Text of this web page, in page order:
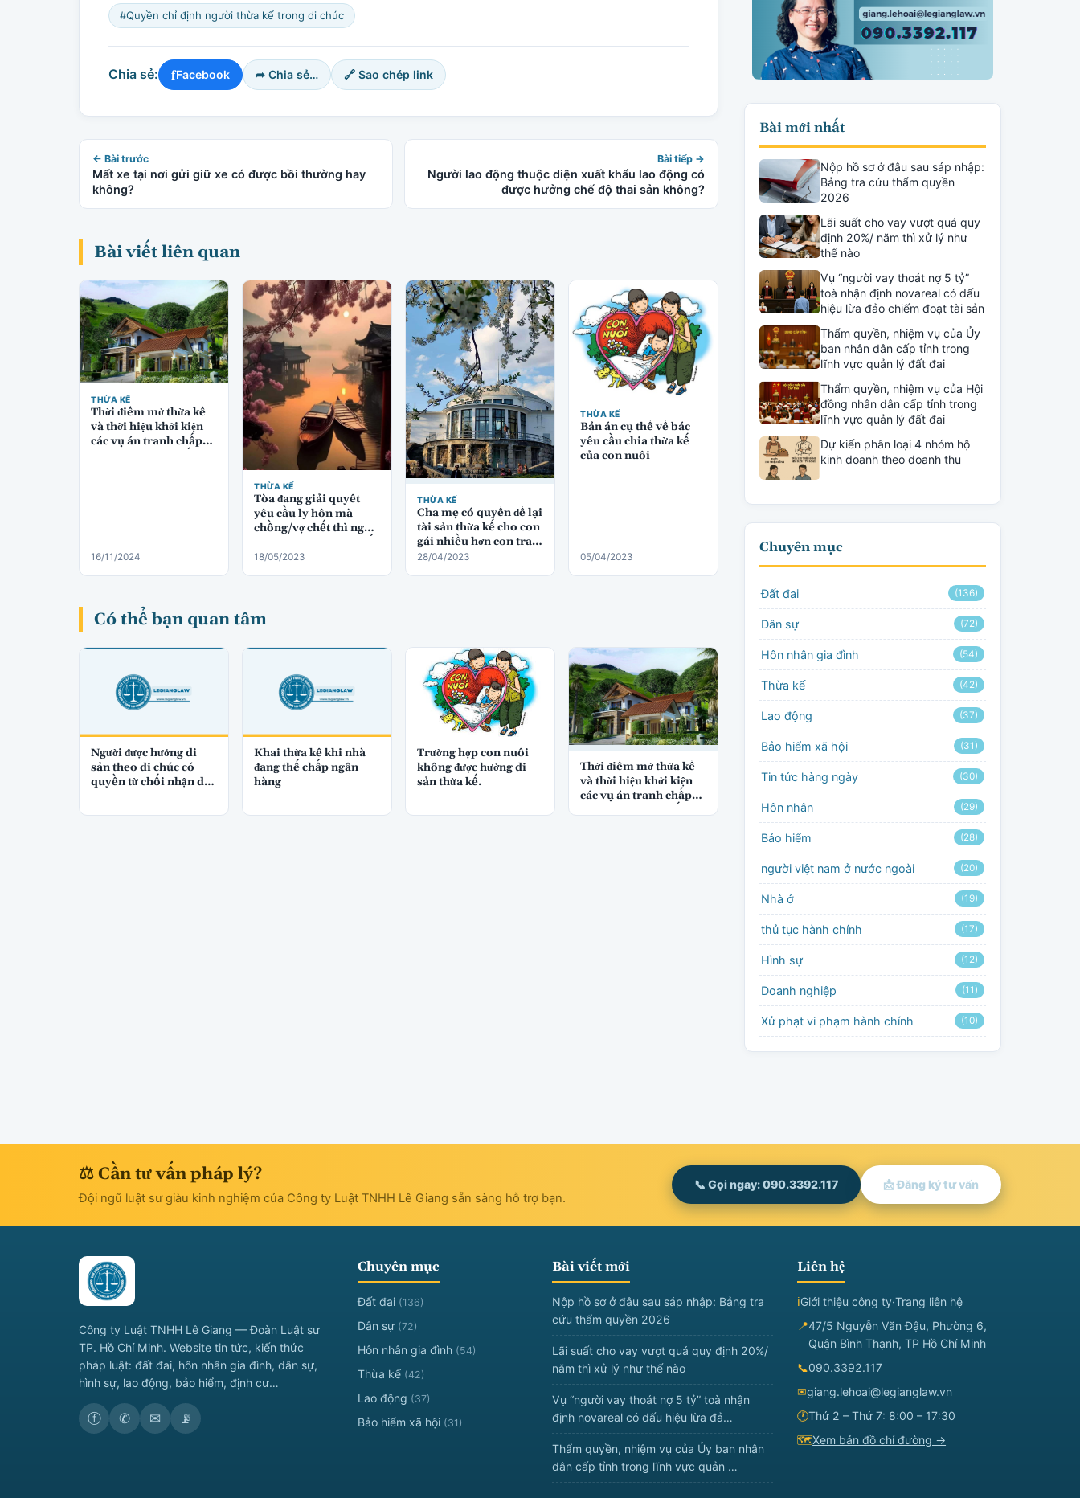
#Quyền chỉ định người thừa kế trong di chúc
Chia sẻ: fFacebook ➦ Chia sẻ… 🔗 Sao chép link
← Bài trước
Mất xe tại nơi gửi giữ xe có được bồi thường hay
không?
Bài tiếp →
Người lao động thuộc diện xuất khẩu lao động có
được hưởng chế độ thai sản không?
Bài viết liên quan
THỪA KẾ
Thời điểm mở thừa kế
và thời hiệu khởi kiện
các vụ án tranh chấp
16/11/2024
THỪA KẾ
Tòa đang giải quyết
yêu cầu ly hôn mà
chồng/vợ chết thì người
di sản thừa kế hay
18/05/2023
THỪA KẾ
Cha mẹ có quyền để lại
tài sản thừa kế cho con
gái nhiều hơn con trai
không?
28/04/2023
THỪA KẾ
Bản án cụ thể về bác
yêu cầu chia thừa kế
của con nuôi
05/04/2023
Có thể bạn quan tâm
Người được hưởng di
sản theo di chúc có
quyền từ chối nhận di
Khai thừa kế khi nhà
đang thế chấp ngân
hàng
Trường hợp con nuôi
không được hưởng di
sản thừa kế.
Thời điểm mở thừa kế
và thời hiệu khởi kiện
các vụ án tranh chấp
Bài mới nhất
Nộp hồ sơ ở đâu sau sáp nhập:
Bảng tra cứu thẩm quyền
2026
Lãi suất cho vay vượt quá quy
định 20%/ năm thì xử lý như
thế nào
Vụ “người vay thoát nợ 5 tỷ”
toà nhận định novareal có dấu
hiệu lừa đảo chiếm đoạt tài sản
Thẩm quyền, nhiệm vụ của Ủy
ban nhân dân cấp tỉnh trong
lĩnh vực quản lý đất đai
Thẩm quyền, nhiệm vụ của Hội
đồng nhân dân cấp tỉnh trong
lĩnh vực quản lý đất đai
Dự kiến phân loại 4 nhóm hộ
kinh doanh theo doanh thu
Chuyên mục
Đất đai (136)
Dân sự (72)
Hôn nhân gia đình (54)
Thừa kế (42)
Lao động (37)
Bảo hiểm xã hội (31)
Tin tức hàng ngày (30)
Hôn nhân (29)
Bảo hiểm (28)
người việt nam ở nước ngoài (20)
Nhà ở (19)
thủ tục hành chính (17)
Hình sự (12)
Doanh nghiệp (11)
Xử phạt vi phạm hành chính (10)
⚖ Cần tư vấn pháp lý?
Đội ngũ luật sư giàu kinh nghiệm của Công ty Luật TNHH Lê Giang sẵn sàng hỗ trợ bạn.
📞 Gọi ngay: 090.3392.117 📩 Đăng ký tư vấn
Công ty Luật TNHH Lê Giang — Đoàn Luật sư
TP. Hồ Chí Minh. Website tin tức, kiến thức
pháp luật: đất đai, hôn nhân gia đình, dân sự,
hình sự, lao động, bảo hiểm, định cư…
ⓕ ✆ ✉ 📡
Chuyên mục
Đất đai (136)
Dân sự (72)
Hôn nhân gia đình (54)
Thừa kế (42)
Lao động (37)
Bảo hiểm xã hội (31)
Bài viết mới
Nộp hồ sơ ở đâu sau sáp nhập: Bảng tra
cứu thẩm quyền 2026
Lãi suất cho vay vượt quá quy định 20%/
năm thì xử lý như thế nào
Vụ “người vay thoát nợ 5 tỷ” toà nhận
định novareal có dấu hiệu lừa đả…
Thẩm quyền, nhiệm vụ của Ủy ban nhân
dân cấp tỉnh trong lĩnh vực quản …
Liên hệ
ℹGiới thiệu công ty·Trang liên hệ
📍47/5 Nguyễn Văn Đậu, Phường 6,
Quận Bình Thạnh, TP Hồ Chí Minh
📞090.3392.117
✉giang.lehoai@legianglaw.vn
🕐Thứ 2 – Thứ 7: 8:00 – 17:30
🗺Xem bản đồ chỉ đường →